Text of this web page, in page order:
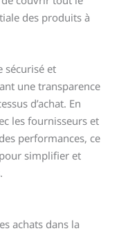
des produits à
sécurisé et
une transparence
d’achat. En
les fournisseurs et
performances, ce
simplifier et
achats dans la